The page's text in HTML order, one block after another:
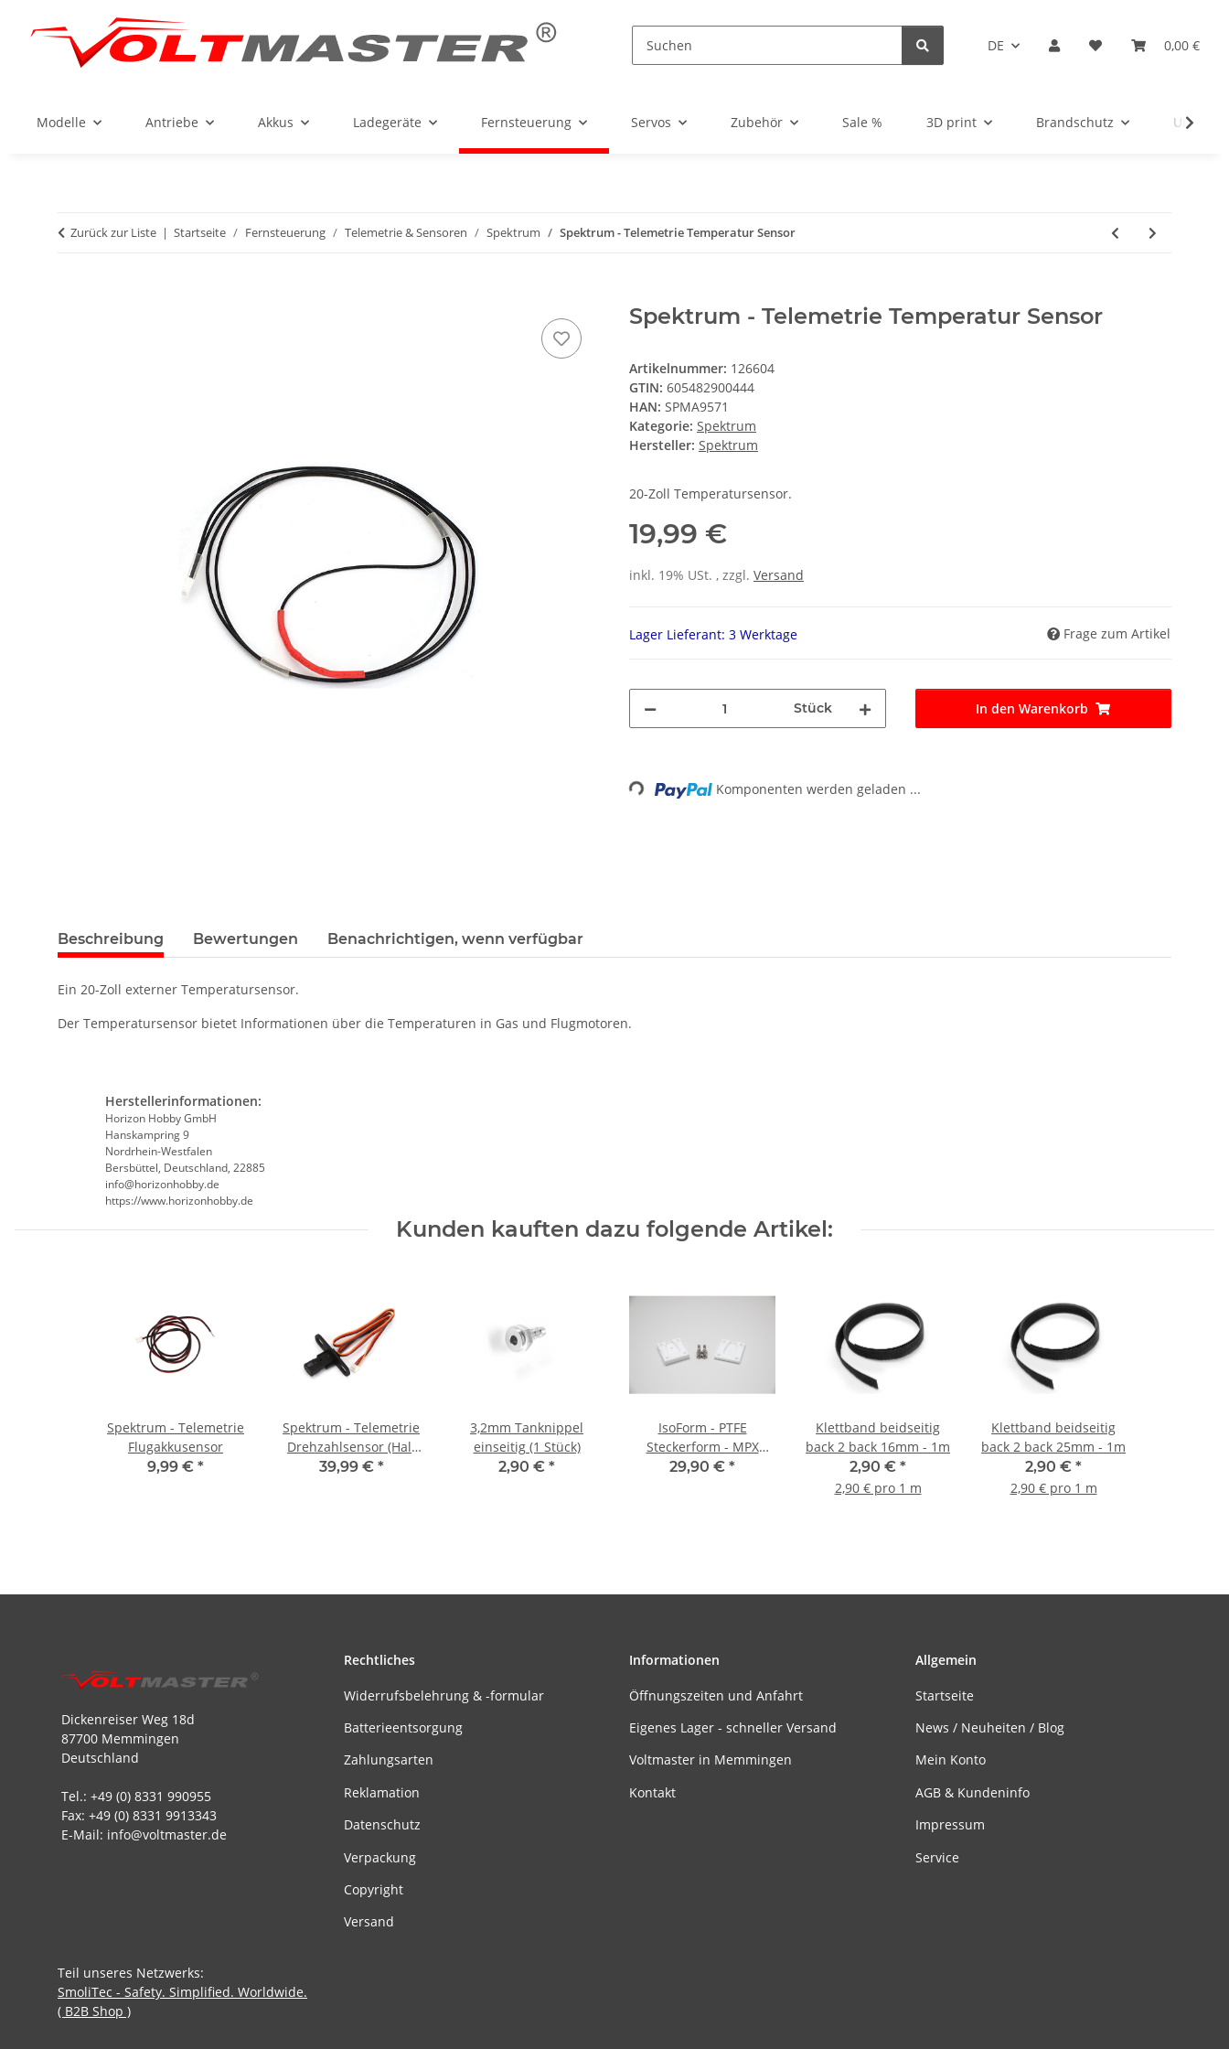
DE 0,00 €
Modelle Antriebe Akkus Ladegeräte Fernsteuerung Servos Zubehör Sale % 3D print Brandschutz
Zurück zur Liste Startseite Fernsteuerung Telemetrie & Sensoren Spektrum Spektrum - Telemetrie Temperatur Sensor
Spektrum - Telemetrie Temperatur Sensor
Artikelnummer: 126604
GTIN: 605482900444
HAN: SPMA9571
Kategorie: Spektrum
Hersteller: Spektrum
20-Zoll Temperatursensor.
19,99 €
inkl. 19% USt. , zzgl. Versand
Lager Lieferant: 3 Werktage Frage zum Artikel
Stück In den Warenkorb
Loading... Komponenten werden geladen ...
Beschreibung Bewertungen Benachrichtigen, wenn verfügbar
Ein 20-Zoll externer Temperatursensor.
Der Temperatursensor bietet Informationen über die Temperaturen in Gas und Flugmotoren.
Herstellerinformationen:
Horizon Hobby GmbH
Hanskampring 9
Nordrhein-Westfalen
Bersbüttel, Deutschland, 22885
info@horizonhobby.de
https://www.horizonhobby.de
Kunden kauften dazu folgende Artikel:
Spektrum - Telemetrie
Flugakkusensor
9,99 € *
Spektrum - Telemetrie
Drehzahlsensor (Hall
Effekt)
39,99 € *
3,2mm Tanknippel
einseitig (1 Stück)
2,90 € *
IsoForm - PTFE
Steckerform - MPX
Stecker 6polig
29,90 € *
Klettband beidseitig
back 2 back 16mm - 1m
2,90 € *
2,90 € pro 1 m
Klettband beidseitig
back 2 back 25mm - 1m
2,90 € *
2,90 € pro 1 m
Dickenreiser Weg 18d
87700 Memmingen
Deutschland
Tel.: +49 (0) 8331 990955
Fax: +49 (0) 8331 9913343
E-Mail: info@voltmaster.de
Rechtliches
Widerrufsbelehrung & -formular
Batterieentsorgung
Zahlungsarten
Reklamation
Datenschutz
Verpackung
Copyright
Versand
Informationen
Öffnungszeiten und Anfahrt
Eigenes Lager - schneller Versand
Voltmaster in Memmingen
Kontakt
Allgemein
Startseite
News / Neuheiten / Blog
Mein Konto
AGB & Kundeninfo
Impressum
Service
Teil unseres Netzwerks:
SmoliTec - Safety. Simplified. Worldwide.
( B2B Shop )